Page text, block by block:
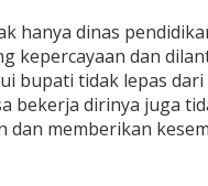
hanya dinas
kepercayaan dan
bupati tidak lepas
bekerja dirinya juga
dan memberikan